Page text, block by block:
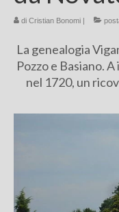
Chi sono
FAQ
Contatti
di Cristian Bonomi |
La genealogia
Pozzo e Basiano.
nel 1720, un